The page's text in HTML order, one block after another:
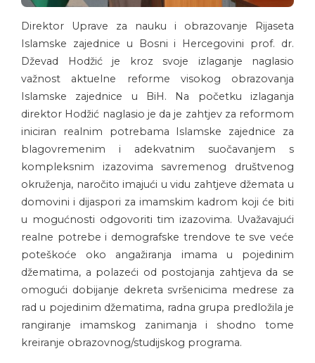
Direktor Uprave za nauku i obrazovanje Rijaseta
Islamske zajednice u Bosni i Hercegovini prof. dr.
Dževad Hodžić je kroz svoje izlaganje naglasio
važnost aktuelne reforme visokog obrazovanja
Islamske zajednice u BiH. Na početku izlaganja
direktor Hodžić naglasio je da je zahtjev za reformom
iniciran realnim potrebama Islamske zajednice za
blagovremenim i adekvatnim suočavanjem s
kompleksnim izazovima savremenog društvenog
okruženja, naročito imajući u vidu zahtjeve džemata u
domovini i dijaspori za imamskim kadrom koji će biti
u mogućnosti odgovoriti tim izazovima. Uvažavajući
realne potrebe i demografske trendove te sve veće
poteškoće oko angažiranja imama u pojedinim
džematima, a polazeći od postojanja zahtjeva da se
omogući dobijanje dekreta svršenicima medrese za
rad u pojedinim džematima, radna grupa predložila je
rangiranje imamskog zanimanja i shodno tome
kreiranje obrazovnog/studijskog programa.